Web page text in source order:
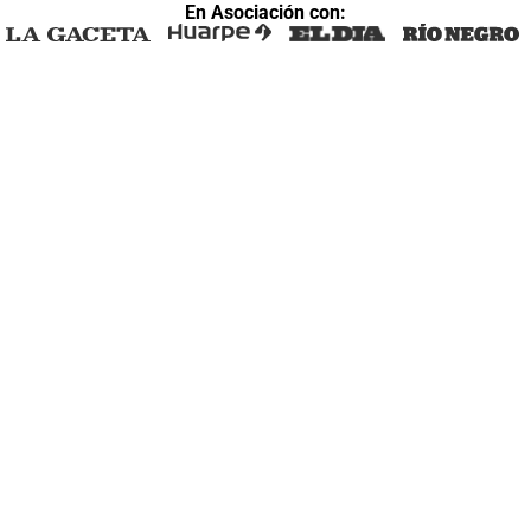
En Asociación con: